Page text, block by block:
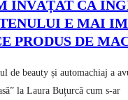
ÎNVĂȚAT CĂ
E MAI
PRODUS DE
și automachiaj a avut
la Laura Buțurcă cum s-ar